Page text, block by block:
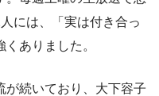
には、「実は付き合っ
ありました。
が続いており、大下容子